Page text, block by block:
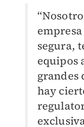
segura,
equipos
grandes
hay